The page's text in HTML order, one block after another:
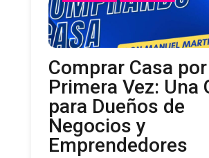
Comprar Casa por
Primera Vez: Una
para Dueños de
Negocios y
Emprendedores